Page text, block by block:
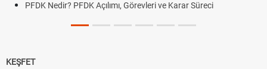
PFDK Nedir? PFDK Açılımı, Görevleri ve Karar Süreci
KEŞFET